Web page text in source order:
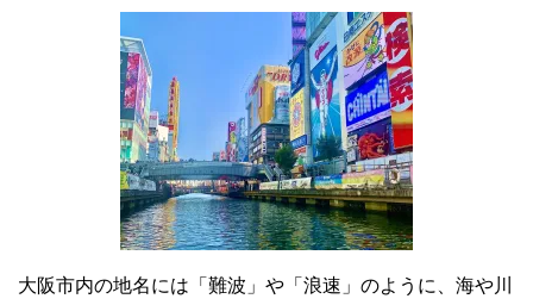
大阪市内の地名には「難波」や「浪速」のように、海や川